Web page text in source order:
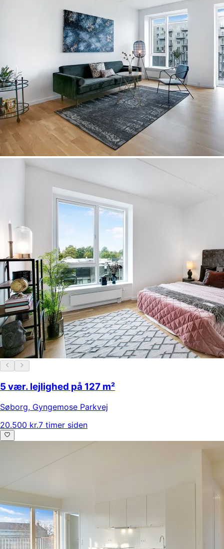
5 vær. lejlighed på 127 m²
Søborg, Gyngemose Parkvej
20.500 kr.7 timer siden